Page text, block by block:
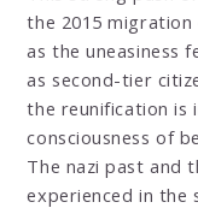
the 2015
as the uneasiness
as second-tier
the reunification is
consciousness of
The nazi past and
experienced in the